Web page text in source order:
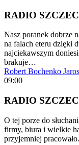
RADIO
Nasz poranek dobrze
na falach eteru dzięki
najciekawszym
brakuje…
Robert Bochenko
09:00
RADIO
O tej porze do
firmy, biura i wielkie
przyjemniej